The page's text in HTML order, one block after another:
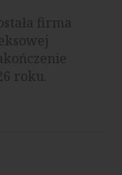
firma
roku.